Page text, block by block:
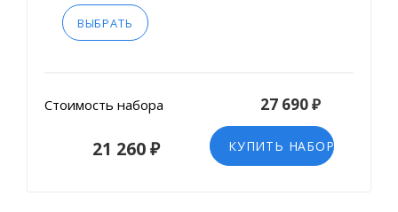
ВЫБРАТЬ
Стоимость набора 27 690 ₽
21 260 ₽ КУПИТЬ НАБОР